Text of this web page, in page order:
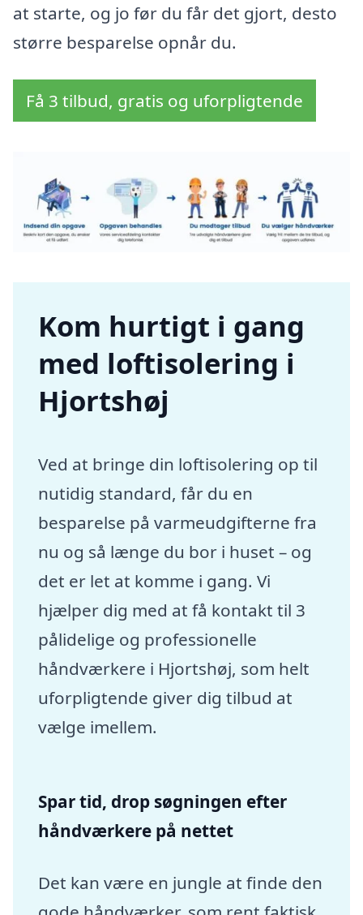
at starte, og jo før du får det gjort, desto
større besparelse opnår du.
Få 3 tilbud, gratis og uforpligtende
Kom hurtigt i gang
med loftisolering i
Hjortshøj
Ved at bringe din loftisolering op til
nutidig standard, får du en
besparelse på varmeudgifterne fra
nu og så længe du bor i huset – og
det er let at komme i gang. Vi
hjælper dig med at få kontakt til 3
pålidelige og professionelle
håndværkere i Hjortshøj, som helt
uforpligtende giver dig tilbud at
vælge imellem.
Spar tid, drop søgningen efter
håndværkere på nettet
Det kan være en jungle at finde den